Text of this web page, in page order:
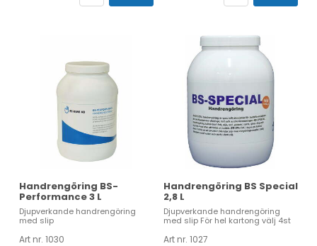
Handrengöring BS-
Performance 3 L
Djupverkande handrengöring
med slip
Art nr. 1030
Handrengöring BS Special
2,8 L
Djupverkande handrengöring
med slip För hel kartong välj 4st
Art nr. 1027